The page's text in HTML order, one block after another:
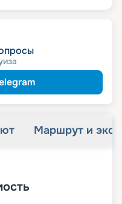
Маршрут и